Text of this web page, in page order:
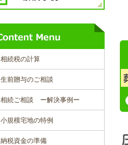
相続税の計算
生前贈与のご相談
相続ご相談 ー解決事例ー
小規模宅地の特例
納税資金の準備